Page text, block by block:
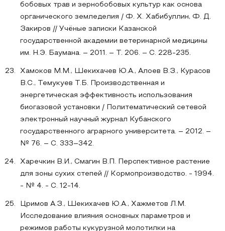
бобовых трав и зернобобовых культур как основа
органического земледелия / Ф. Х. Хабибуллин, Ф. Д.
Закиров // Учёные записки Казанской
государственной академии ветеринарной медицины
им. Н.Э. Баумана. – 2011. – Т. 206. – С. 228-235.
Хамоков М.М., Шекихачев Ю.А., Алоев В.З., Курасов
В.С., Темукуев Т.Б. Производственная и
энергетическая эффективность использования
биогазовой установки / Политематический сетевой
электронный научный журнал Кубанского
государственного аграрного университета. – 2012. –
№ 76. – С. 333–342.
Харечкин В.И., Смагин В.П. Перспективное растение
для зоны сухих степей // Кормопроизводство. - 1994.
- № 4. - С. 12-14.
Цримов А.З., Шекихачев Ю.А., Хажметов Л.М.
Исследование влияния основных параметров и
режимов работы кукурузной молотилки на